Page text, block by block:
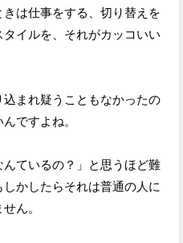
は仕事をする、切り替えを
タイルを、それがカッコいい
まれ疑うこともなかったの
ですよね。
んているの？」と思うほど難
かしたらそれは普通の人に
ん。